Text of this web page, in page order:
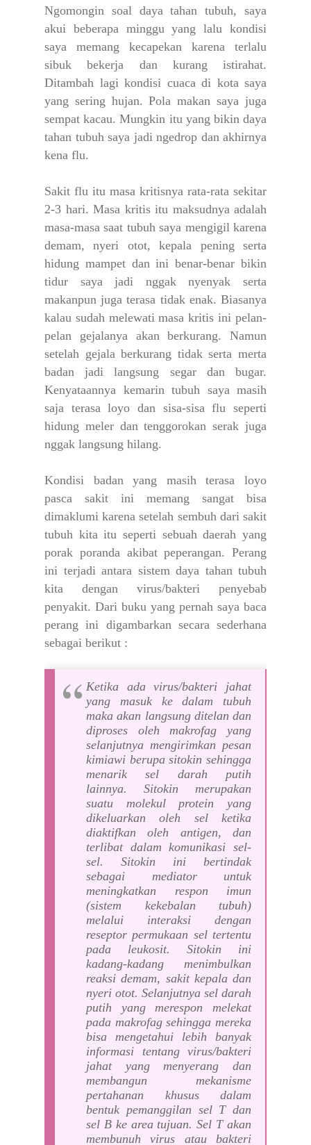
Ngomongin soal daya tahan tubuh, saya
akui beberapa minggu yang lalu kondisi
saya memang kecapekan karena terlalu
sibuk bekerja dan kurang istirahat.
Ditambah lagi kondisi cuaca di kota saya
yang sering hujan. Pola makan saya juga
sempat kacau. Mungkin itu yang bikin daya
tahan tubuh saya jadi ngedrop dan akhirnya
kena flu.
Sakit flu itu masa kritisnya rata-rata sekitar
2-3 hari. Masa kritis itu maksudnya adalah
masa-masa saat tubuh saya mengigil karena
demam, nyeri otot, kepala pening serta
hidung mampet dan ini benar-benar bikin
tidur saya jadi nggak nyenyak serta
makanpun juga terasa tidak enak. Biasanya
kalau sudah melewati masa kritis ini pelan-
pelan gejalanya akan berkurang. Namun
setelah gejala berkurang tidak serta merta
badan jadi langsung segar dan bugar.
Kenyataannya kemarin tubuh saya masih
saja terasa loyo dan sisa-sisa flu seperti
hidung meler dan tenggorokan serak juga
nggak langsung hilang.
Kondisi badan yang masih terasa loyo
pasca sakit ini memang sangat bisa
dimaklumi karena setelah sembuh dari sakit
tubuh kita itu seperti sebuah daerah yang
porak poranda akibat peperangan. Perang
ini terjadi antara sistem daya tahan tubuh
kita dengan virus/bakteri penyebab
penyakit. Dari buku yang pernah saya baca
perang ini digambarkan secara sederhana
sebagai berikut :
Ketika ada virus/bakteri jahat
yang masuk ke dalam tubuh
maka akan langsung ditelan dan
diproses oleh makrofag yang
selanjutnya mengirimkan pesan
kimiawi berupa sitokin sehingga
menarik sel darah putih
lainnya. Sitokin merupakan
suatu molekul protein yang
dikeluarkan oleh sel ketika
diaktifkan oleh antigen, dan
terlibat dalam komunikasi sel-
sel. Sitokin ini bertindak
sebagai mediator untuk
meningkatkan respon imun
(sistem kekebalan tubuh)
melalui interaksi dengan
reseptor permukaan sel tertentu
pada leukosit. Sitokin ini
kadang-kadang menimbulkan
reaksi demam, sakit kepala dan
nyeri otot. Selanjutnya sel darah
putih yang merespon melekat
pada makrofag sehingga mereka
bisa mengetahui lebih banyak
informasi tentang virus/bakteri
jahat yang menyerang dan
membangun mekanisme
pertahanan khusus dalam
bentuk pemanggilan sel T dan
sel B ke area tujuan. Sel T akan
membunuh virus atau bakteri